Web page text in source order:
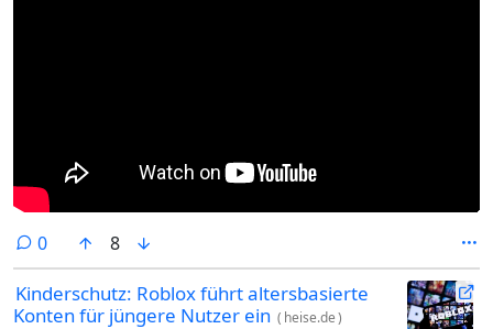
0comments
8
Kinderschutz: Roblox führt altersbasierte
Konten für jüngere Nutzer ein ( heise.de)